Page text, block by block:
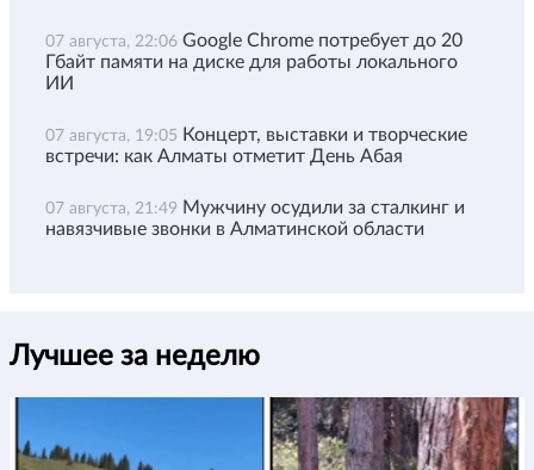
07 августа, 22:06 Google Chrome потребует до 20
Гбайт памяти на диске для работы локального
ИИ
07 августа, 19:05 Концерт, выставки и творческие
встречи: как Алматы отметит День Абая
07 августа, 21:49 Мужчину осудили за сталкинг и
навязчивые звонки в Алматинской области
Лучшее за неделю